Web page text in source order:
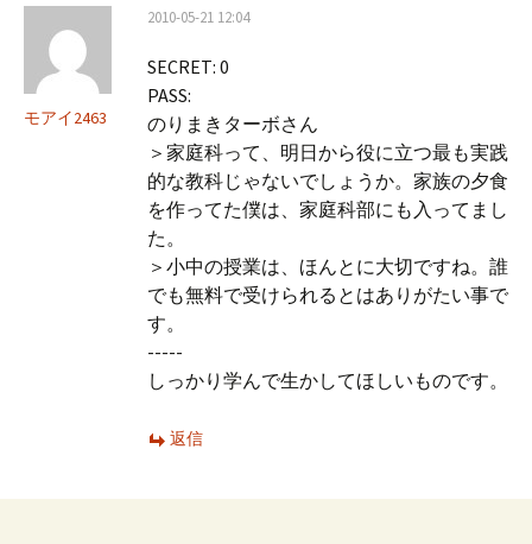
モアイ2463
2010-05-21 12:04
SECRET: 0
PASS:
のりまきターボさん
＞家庭科って、明日から役に立つ最も実践
的な教科じゃないでしょうか。家族の夕食
を作ってた僕は、家庭科部にも入ってまし
た。
＞小中の授業は、ほんとに大切ですね。誰
でも無料で受けられるとはありがたい事で
す。
-----
しっかり学んで生かしてほしいものです。
返信